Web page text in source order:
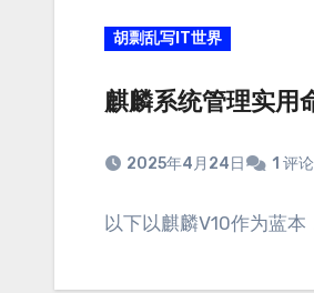
胡剽乱写IT世界
麒麟系统管理实用
2025年4月24日 1 评论
以下以麒麟V10作为蓝